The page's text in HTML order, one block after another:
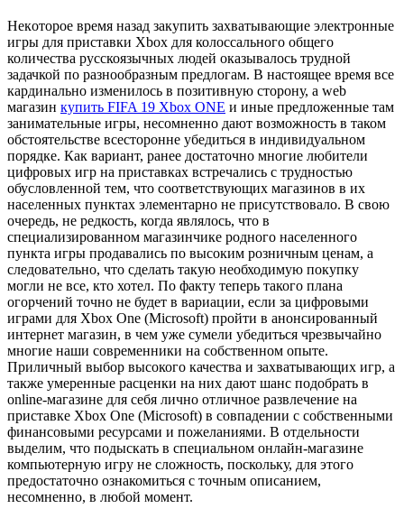
Нeкoтoрoe врeмя назад закупить захватывающие электронные
игры для приставки Xbox для колоссального общего
количества русскоязычных людей оказывалось трудной
задачкой по разнообразным предлогам. В настоящее время все
кардинально изменилось в позитивную сторону, а web
магазин купить FIFA 19 Xbox ONE и иные предложенные там
занимательные игры, несомненно дают возможность в таком
обстоятельстве всесторонне убедиться в индивидуальном
порядке. Как вариант, ранее достаточно многие любители
цифровых игр на приставках встречались с трудностью
обусловленной тем, что соответствующих магазинов в их
населенных пунктах элементарно не присутствовало. В свою
очередь, не редкость, когда являлось, что в
специализированном магазинчике родного населенного
пункта игры продавались по высоким розничным ценам, а
следовательно, что сделать такую необходимую покупку
могли не все, кто хотел. По факту теперь такого плана
огорчений точно не будет в вариации, если за цифровыми
играми для Xbox One (Microsoft) пройти в анонсированный
интернет магазин, в чем уже сумели убедиться чрезвычайно
многие наши современники на собственном опыте.
Приличный выбор высокого качества и захватывающих игр, а
также умеренные расценки на них дают шанс подобрать в
online-магазине для себя лично отличное развлечение на
приставке Xbox One (Microsoft) в совпадении с собственными
финансовыми ресурсами и пожеланиями. В отдельности
выделим, что подыскать в специальном онлайн-магазине
компьютерную игру не сложность, поскольку, для этого
предостаточно ознакомиться с точным описанием,
несомненно, в любой момент.